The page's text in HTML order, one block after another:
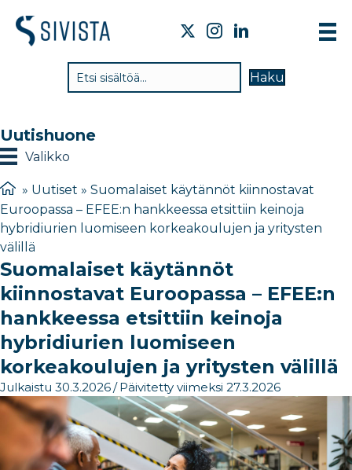
Haku
Uutishuone
Valikko
» Uutiset » Suomalaiset käytännöt kiinnostavat
Euroopassa – EFEE:n hankkeessa etsittiin keinoja
hybridiurien luomiseen korkeakoulujen ja yritysten
välillä
Suomalaiset käytännöt
kiinnostavat Euroopassa – EFEE:n
hankkeessa etsittiin keinoja
hybridiurien luomiseen
korkeakoulujen ja yritysten välillä
Julkaistu 30.3.2026/ Päivitetty viimeksi 27.3.2026